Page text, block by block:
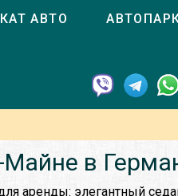
АВТО
в
аренды: элегантный